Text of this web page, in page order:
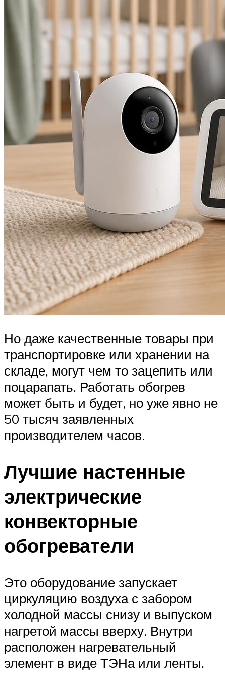
Но даже качественные товары при
транспортировке или хранении на
складе, могут чем то зацепить или
поцарапать. Работать обогрев
может быть и будет, но уже явно не
50 тысяч заявленных
производителем часов.
Лучшие настенные
электрические
конвекторные
обогреватели
Это оборудование запускает
циркуляцию воздуха с забором
холодной массы снизу и выпуском
нагретой массы вверху. Внутри
расположен нагревательный
элемент в виде ТЭНа или ленты.